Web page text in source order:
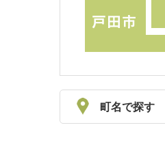
町名で探す